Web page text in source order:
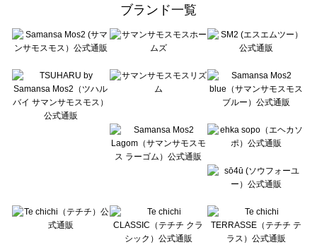
sō4ū（ソウフォーユー）のアウター一覧
Te chichi（テチチ）のアウター一覧
Te chichi CLASSIC（テチチ クラシック）のアウター一覧
Lugnoncure（ルノンキュール）のアウター一覧
BETTY'S BLUE（べティーズブルー）のアウター一覧
Wpc.（ワールドパーティー）のアウター一覧
ブランド一覧